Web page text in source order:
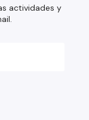
actividades y